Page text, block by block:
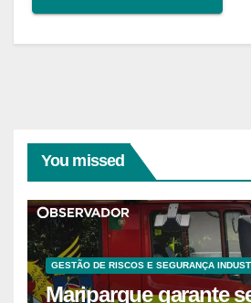
You missed
GESTÃO DE RISCOS E SEGURANÇA
Mariparque garante